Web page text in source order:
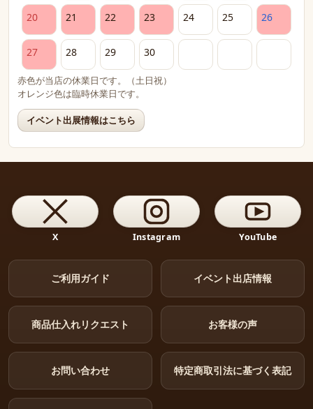
20 21 22 23 24 25 26
27 28 29 30
赤色が当店の休業日です。（土日祝）
オレンジ色は臨時休業日です。
イベント出展情報はこちら
X Instagram YouTube
ご利用ガイド イベント出店情報
商品仕入れリクエスト お客様の声
お問い合わせ 特定商取引法に基づく表記